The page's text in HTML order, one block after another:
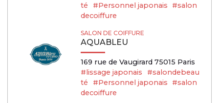
té
#Personnel japonais
#salon
decoiffure
SALON DE COIFFURE
AQUABLEU
169 rue de Vaugirard 75015 Paris
#lissage japonais
#salondebeau
té
#Personnel japonais
#salon
decoiffure